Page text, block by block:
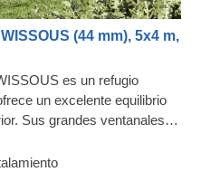
(44 mm), 5x4 m,
es un refugio
un excelente equilibrio
Sus grandes ventanales
dobles garantizan una
su interior. Además, su
le proporciona esa sombra